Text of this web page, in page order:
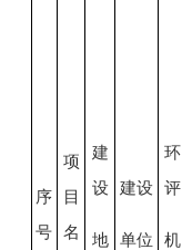
序
号
项
目
名
建
设
地
建设
单位
环
评
机